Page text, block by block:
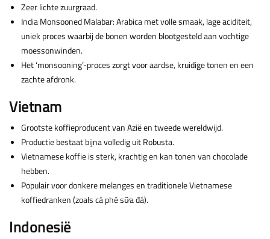
Zeer lichte zuurgraad.
India Monsooned Malabar: Arabica met volle smaak, lage aciditeit,
uniek proces waarbij de bonen worden blootgesteld aan vochtige
moessonwinden.
Het ‘monsooning’-proces zorgt voor aardse, kruidige tonen en een
zachte afdronk.
Vietnam
Grootste koffieproducent van Azië en tweede wereldwijd.
Productie bestaat bijna volledig uit Robusta.
Vietnamese koffie is sterk, krachtig en kan tonen van chocolade
hebben.
Populair voor donkere melanges en traditionele Vietnamese
koffiedranken (zoals cà phê sữa đá).
Indonesië